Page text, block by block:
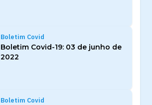
Boletim Covid
Boletim Covid-19: 03 de junho de
2022
Boletim Covid